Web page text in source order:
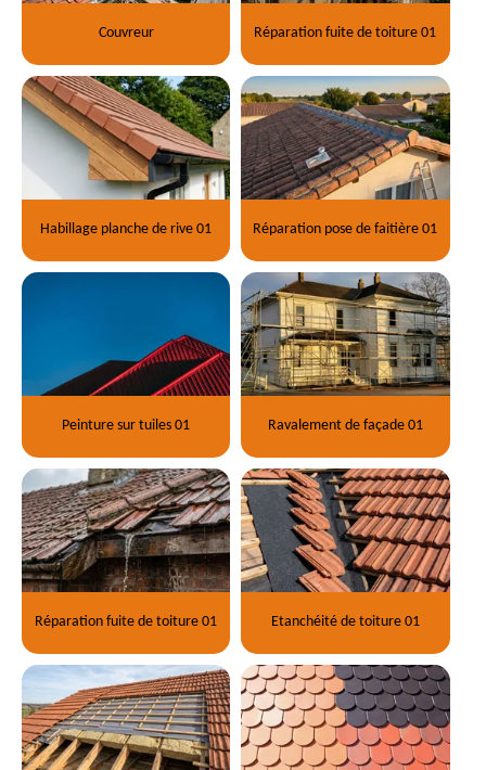
Couvreur Réparation fuite de toiture 01
Habillage planche de rive 01 Réparation pose de faitière 01
Peinture sur tuiles 01 Ravalement de façade 01
Réparation fuite de toiture 01 Etanchéité de toiture 01